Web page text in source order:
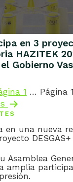
en 3
HAZITEK
Gobierno
1 … Página
en una nueva
Asamblea
amplia